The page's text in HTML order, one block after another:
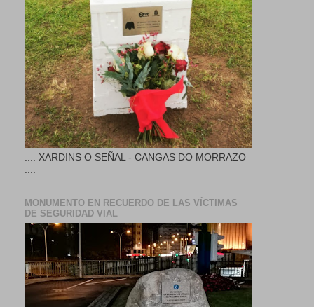
.... XARDINS O SEÑAL - CANGAS DO MORRAZO
MONUMENTO EN RECUERDO DE LAS VÍCTIMAS
DE SEGURIDAD VIAL